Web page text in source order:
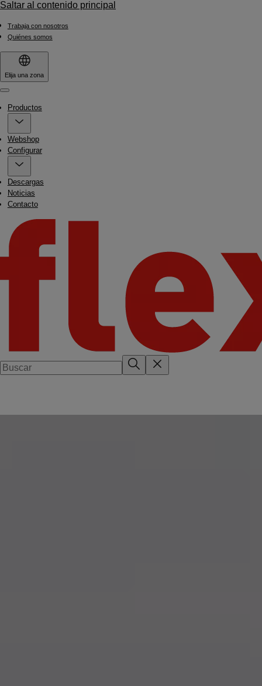
Saltar al contenido principal
Trabaja con nosotros
Quiénes somos
Elija una zona
Productos
Webshop
Configurar
Descargas
Noticias
Contacto